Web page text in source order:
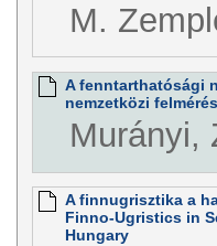
M.
A fenntarthatósági
nemzetközi
Murányi,
A finnugrisztika a
Finno-Ugristics in
Hungary